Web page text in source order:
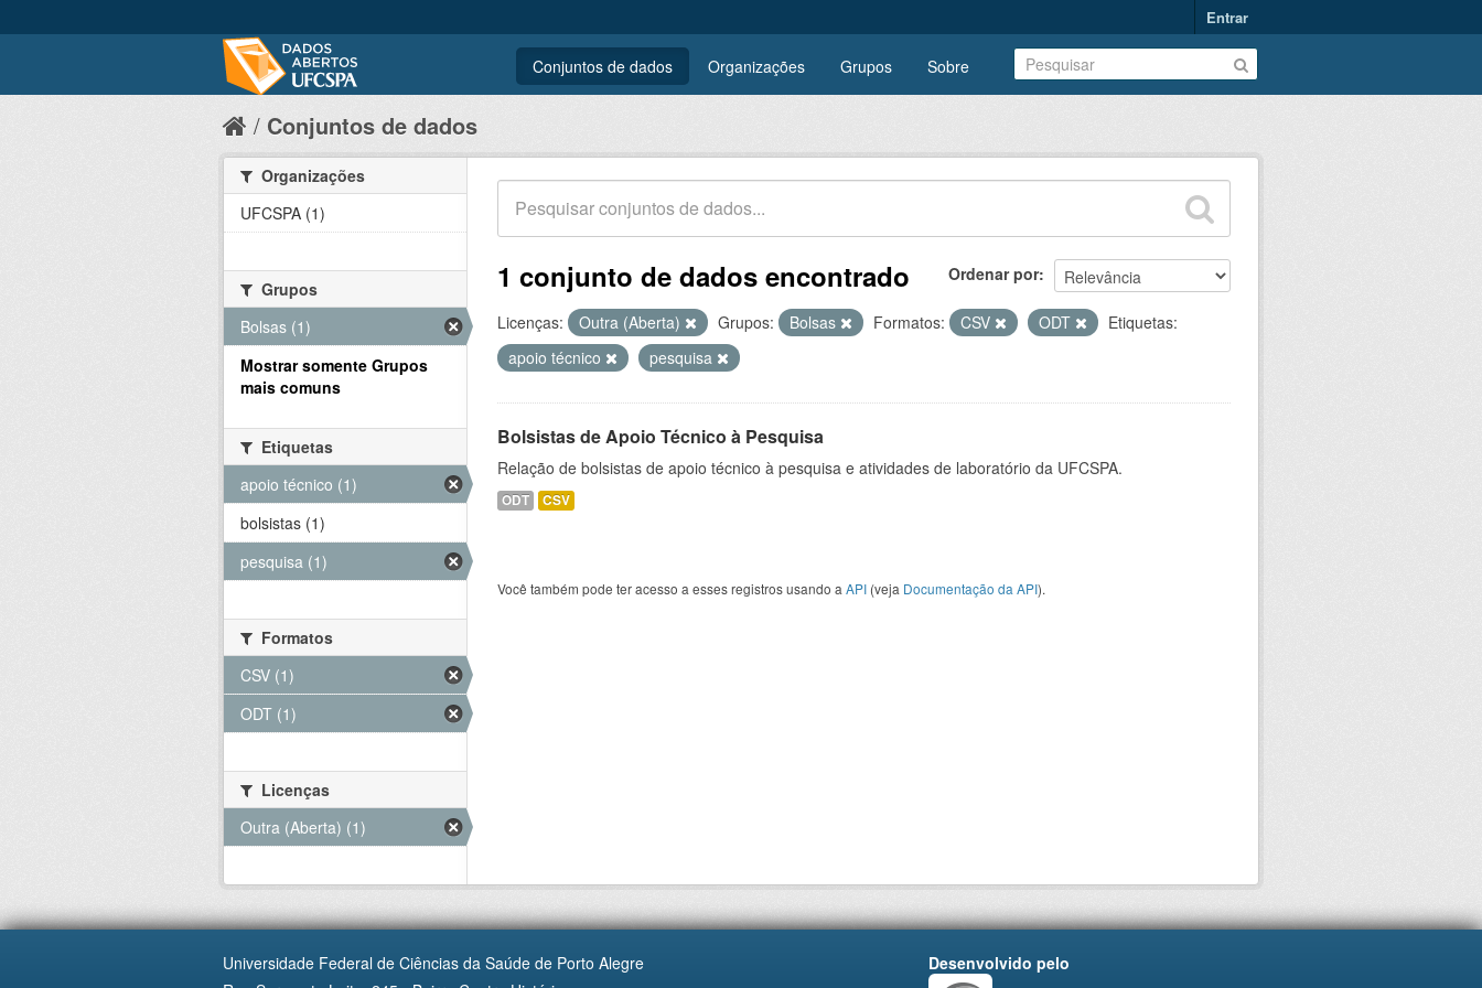
Entrar
Conjuntos de dados Organizações Grupos Sobre
Conjuntos de dados
Ordenar por
1 conjunto de dados encontrado
Licenças: Outra (Aberta) Grupos: Bolsas Formatos: CSV ODT
Etiquetas:
apoio técnico
pesquisa
Bolsistas de Apoio Técnico à Pesquisa
Relação de bolsistas de apoio técnico à pesquisa e atividades de laboratório da UFCSPA.
ODT CSV
Você também pode ter acesso a esses registros usando a API (veja Documentação da API).
Organizações
UFCSPA (1)
Grupos
Bolsas (1)
Mostrar somente Grupos
mais comuns
Etiquetas
apoio técnico (1)
bolsistas (1)
pesquisa (1)
Formatos
CSV (1)
ODT (1)
Licenças
Outra (Aberta) (1)
Universidade Federal de Ciências da Saúde de Porto Alegre
Desenvolvido pelo